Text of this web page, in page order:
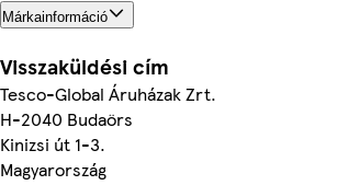
Márkainformáció
Visszaküldési cím
Tesco-Global Áruházak Zrt.
H-2040 Budaörs
Kinizsi út 1-3.
Magyarország